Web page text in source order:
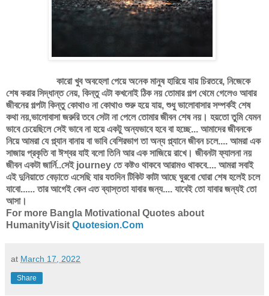
কারো খুব অবহেলা পেয়ে অনেক মানুষ হারিয়ে যায় চিরতরে, নিজেকে
শেষ করার সিদ্ধান্ত নেয়, কিন্তু এটা কখনোই ঠিক নয় তোমার গল্প থেমে গেলেও আবার
জীবনের গল্পটা কিন্তু কোথাও না কোথাও শুরু হয়ে যায়, শুধু ভালোবাসার সম্পর্কই শেষ
কথা নয়,ভালোবাসা জরুরি তবে সেটা না পেলে তোমার জীবন শেষ নয়। হয়তো তুমি যেমন
ভাবে চেয়েছিলে সেই ভাবে না হয়ে একটু অন্যভাবে হবে বা হচ্ছে... আমাদের জীবনকে
নিয়ে আমরা যে প্ল্যান বানায় বা ভাবি বেশিরভাগ তা অন্য প্ল্যানে জীবন চলে.... আমরা এক
সাজায় প্রকৃতি বা ঈশ্বর যাই বলো তিনি আর এক সাজিয়ে রাখে। জীবনটা ফ্যালনা নয়
জীবন একটা জার্নি..সেই journey তে কষ্টও থাকবে আরামও থাকবে.... আমরা সবাই
এই দুনিয়াতে বেড়াতে এসেছি যার যতদিন টিকিট কাটা আছে ঘুরবো ঘোরা শেষ হলেই চলে
যাবো...... তার আগেই কেন এত ব্যাস্ততা যাবার জন্য.... যাবেই তো যাবার জন্যই তো
আসা।
For more Bangla Motivational Quotes about
HumanityVisit Quotesion.Com
at March 17, 2022
Share